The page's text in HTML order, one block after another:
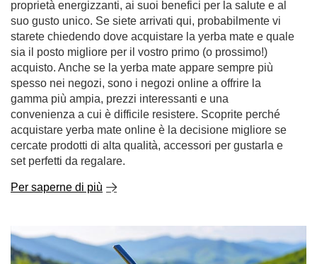
acquistare online
La yerba mate è una bevanda che sta diventando